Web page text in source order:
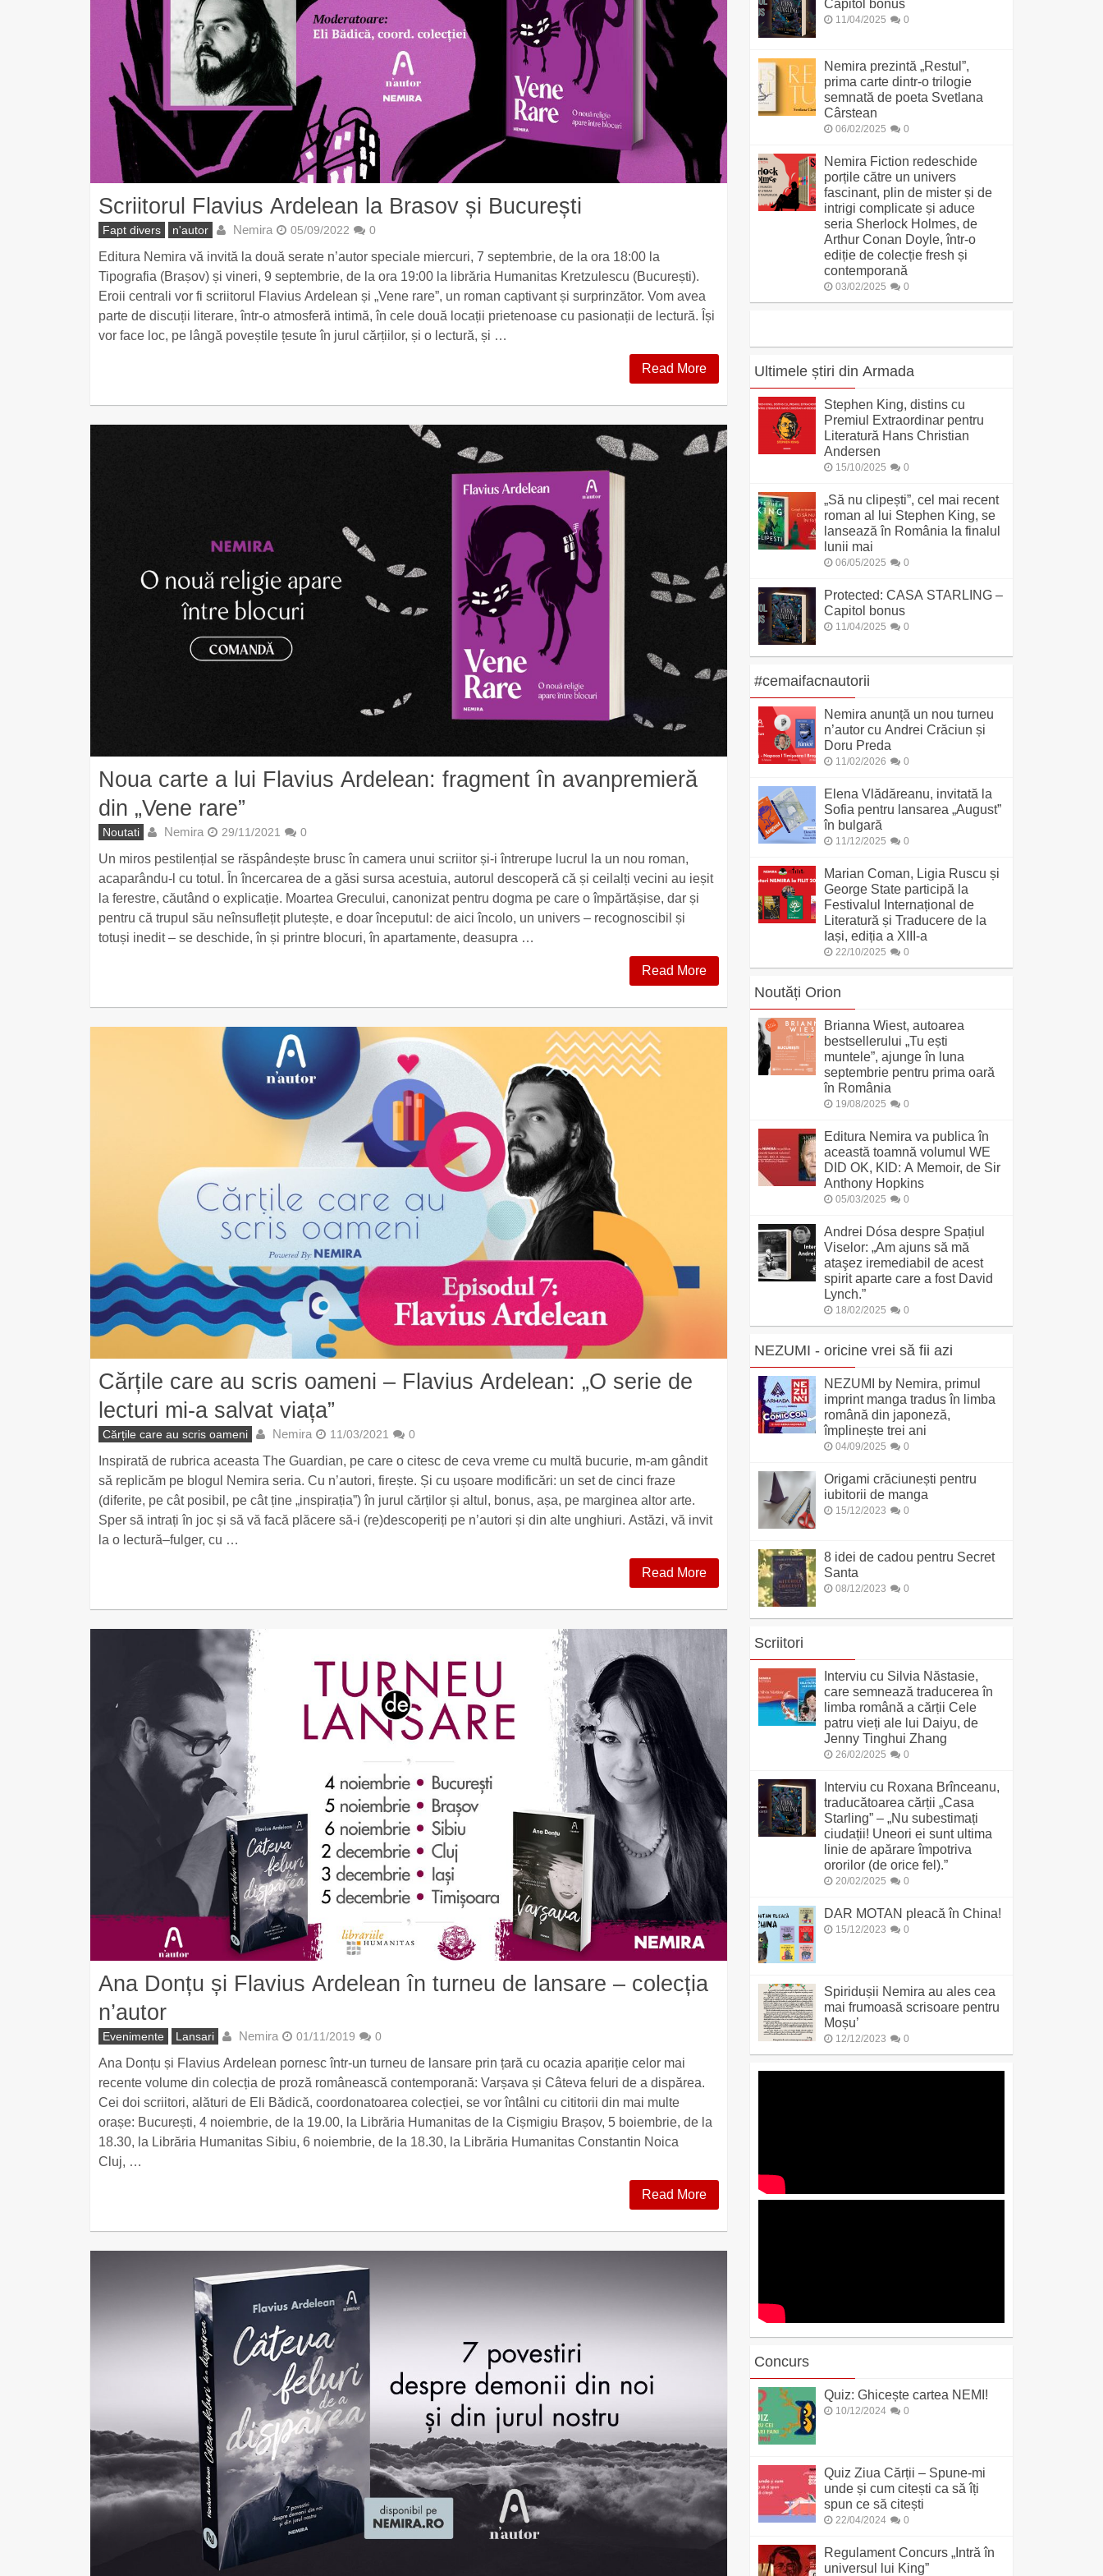
Scriitorul Flavius Ardelean la Brasov și București
Fapt divers n'autor Nemira 05/09/2022 0
Editura Nemira vă invită la două serate n’autor speciale miercuri, 7 septembrie, de la ora 18:00 la
Tipografia (Brașov) și vineri, 9 septembrie, de la ora 19:00 la librăria Humanitas Kretzulescu (București).
Eroii centrali vor fi scriitorul Flavius Ardelean și „Vene rare”, un roman captivant și surprinzător. Vom avea
parte de discuții literare, într-o atmosferă intimă, în cele două locații prietenoase cu pasionații de lectură. Își
vor face loc, pe lângă poveștile țesute în jurul cărțiilor, și o lectură, și …
Read More
Noua carte a lui Flavius Ardelean: fragment în avanpremieră
din „Vene rare”
Noutati Nemira 29/11/2021 0
Un miros pestilențial se răspândește brusc în camera unui scriitor și-i întrerupe lucrul la un nou roman,
acaparându-l cu totul. În încercarea de a găsi sursa acestuia, autorul descoperă că și ceilalți vecini au ieșit
la ferestre, căutând o explicație. Moartea Grecului, canonizat pentru dogma pe care o împărtășise, dar și
pentru că trupul său neînsuflețit plutește, e doar începutul: de aici încolo, un univers – recognoscibil și
totuși inedit – se deschide, în și printre blocuri, în apartamente, deasupra …
Read More
Cărțile care au scris oameni – Flavius Ardelean: „O serie de
lecturi mi-a salvat viața”
Cărțile care au scris oameni Nemira 11/03/2021 0
Inspirată de rubrica aceasta The Guardian, pe care o citesc de ceva vreme cu multă bucurie, m-am gândit
să replicăm pe blogul Nemira seria. Cu n’autori, firește. Și cu ușoare modificări: un set de cinci fraze
(diferite, pe cât posibil, pe cât ține „inspirația”) în jurul cărților și altul, bonus, așa, pe marginea altor arte.
Sper să intrați în joc și să vă facă plăcere să-i (re)descoperiți pe n’autori și din alte unghiuri. Astăzi, vă invit
la o lectură–fulger, cu …
Read More
Ana Donțu și Flavius Ardelean în turneu de lansare – colecția
n’autor
Evenimente Lansari Nemira 01/11/2019 0
Ana Donțu și Flavius Ardelean pornesc într-un turneu de lansare prin țară cu ocazia apariție celor mai
recente volume din colecția de proză românească contemporană: Varșava și Câteva feluri de a dispărea.
Cei doi scriitori, alături de Eli Bădică, coordonatoarea colecției, se vor întâlni cu cititorii din mai multe
orașe: București, 4 noiembrie, de la 19.00, la Librăria Humanitas de la Cișmigiu Brașov, 5 boiembrie, de la
18.30, la Librăria Humanitas Sibiu, 6 noiembrie, de la 18.30, la Librăria Humanitas Constantin Noica
Cluj, …
Read More
Capitol bonus
11/04/2025 0
Nemira prezintă „Restul”,
prima carte dintr-o trilogie
semnată de poeta Svetlana
Cârstean
06/02/2025 0
Nemira Fiction redeschide
porțile către un univers
fascinant, plin de mister și de
intrigi complicate și aduce
seria Sherlock Holmes, de
Arthur Conan Doyle, într-o
ediție de colecție fresh și
contemporană
03/02/2025 0
Ultimele știri din Armada
Stephen King, distins cu
Premiul Extraordinar pentru
Literatură Hans Christian
Andersen
15/10/2025 0
„Să nu clipești”, cel mai recent
roman al lui Stephen King, se
lansează în România la finalul
lunii mai
06/05/2025 0
Protected: CASA STARLING –
Capitol bonus
11/04/2025 0
#cemaifacnautorii
Nemira anunță un nou turneu
n’autor cu Andrei Crăciun și
Doru Preda
11/02/2026 0
Elena Vlădăreanu, invitată la
Sofia pentru lansarea „August”
în bulgară
11/12/2025 0
Marian Coman, Ligia Ruscu și
George State participă la
Festivalul Internațional de
Literatură și Traducere de la
Iași, ediția a XIII-a
22/10/2025 0
Noutăți Orion
Brianna Wiest, autoarea
bestsellerului „Tu ești
muntele”, ajunge în luna
septembrie pentru prima oară
în România
19/08/2025 0
Editura Nemira va publica în
această toamnă volumul WE
DID OK, KID: A Memoir, de Sir
Anthony Hopkins
05/03/2025 0
Andrei Dósa despre Spațiul
Viselor: „Am ajuns să mă
ataşez iremediabil de acest
spirit aparte care a fost David
Lynch.”
18/02/2025 0
NEZUMI - oricine vrei să fii azi
NEZUMI by Nemira, primul
imprint manga tradus în limba
română din japoneză,
împlinește trei ani
04/09/2025 0
Origami crăciunești pentru
iubitorii de manga
15/12/2023 0
8 idei de cadou pentru Secret
Santa
08/12/2023 0
Scriitori
Interviu cu Silvia Năstasie,
care semnează traducerea în
limba română a cărții Cele
patru vieți ale lui Daiyu, de
Jenny Tinghui Zhang
26/02/2025 0
Interviu cu Roxana Brînceanu,
traducătoarea cărții „Casa
Starling” – „Nu subestimați
ciudații! Uneori ei sunt ultima
linie de apărare împotriva
ororilor (de orice fel).”
20/02/2025 0
DAR MOTAN pleacă în China!
15/12/2023 0
Spiridușii Nemira au ales cea
mai frumoasă scrisoare pentru
Moșu’
12/12/2023 0
Concurs
Quiz: Ghicește cartea NEMI!
10/12/2024 0
Quiz Ziua Cărții – Spune-mi
unde și cum citești ca să îți
spun ce să citești
22/04/2024 0
Regulament Concurs „Intră în
universul lui King”